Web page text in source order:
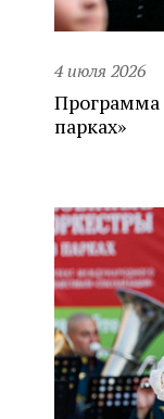
4 июля 2026
Программа
парках»